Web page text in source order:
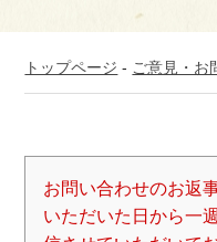
トップページ - ご意見・お
お問い合わせのお返
いただいた日から一